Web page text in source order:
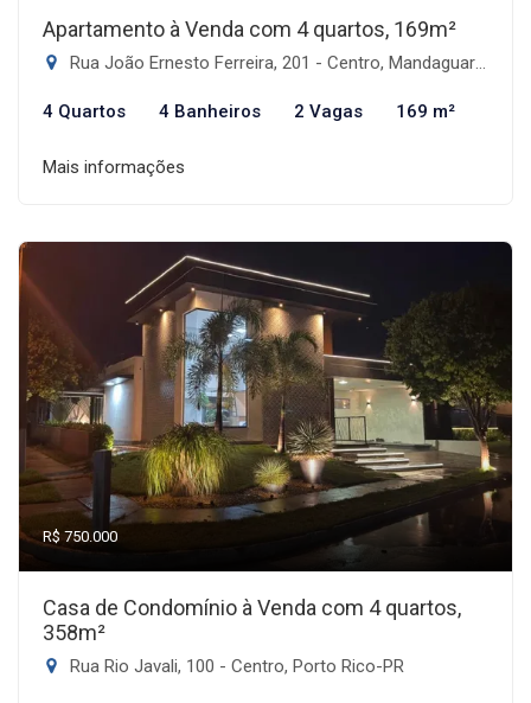
Apartamento à Venda com 4 quartos, 169m²
Rua João Ernesto Ferreira, 201 - Centro, Mandaguari-PR
4 Quartos 4 Banheiros 2 Vagas 169 m²
Mais informações
R$ 750.000
Casa de Condomínio à Venda com 4 quartos,
358m²
Rua Rio Javali, 100 - Centro, Porto Rico-PR